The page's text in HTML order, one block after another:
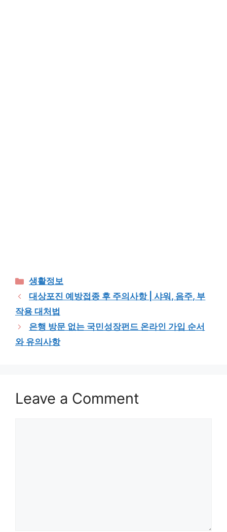
Categories
생활정보
대상포진 예방접종 후 주의사항 | 샤워, 음주, 부
작용 대처법
은행 방문 없는 국민성장펀드 온라인 가입 순서
와 유의사항
Leave a Comment